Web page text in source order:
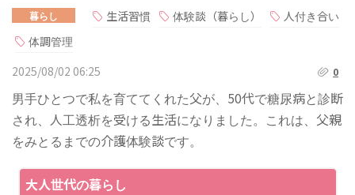
暮らし 生活習慣 体験談（暮らし）
人付き合い
体調管理
2025/08/02 06:25
0
男手ひとつで私を育ててくれた父が、50代で糖尿病と診断
され、人工透析を受ける生活になりました。これは、父親
をみとるまでの介護体験談です。
大人世代の暮らし